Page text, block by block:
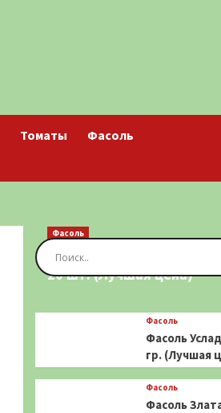
Томаты Фасоль
Фасоль
Фасоль Золотая Сакса
20 шт. (Лучшая цена)
Фасоль
Фасоль
гр. (Лучшая
Фасоль
Фасоль